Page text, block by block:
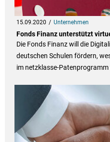
15.09.2020 Unternehmen
Fonds Finanz unterstützt
Die Fonds Finanz will die
deutschen Schulen fördern,
im netzklasse-Patenprogramm